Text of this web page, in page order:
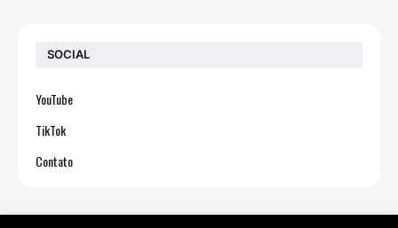
SOCIAL
YouTube
TikTok
Contato